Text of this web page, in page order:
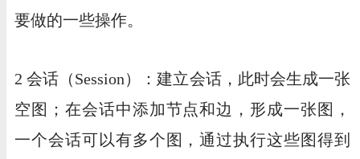
要做的一些操作。
2 会话（Session）：建立会话，此时会生成一张
空图；在会话中添加节点和边，形成一张图，
一个会话可以有多个图，通过执行这些图得到